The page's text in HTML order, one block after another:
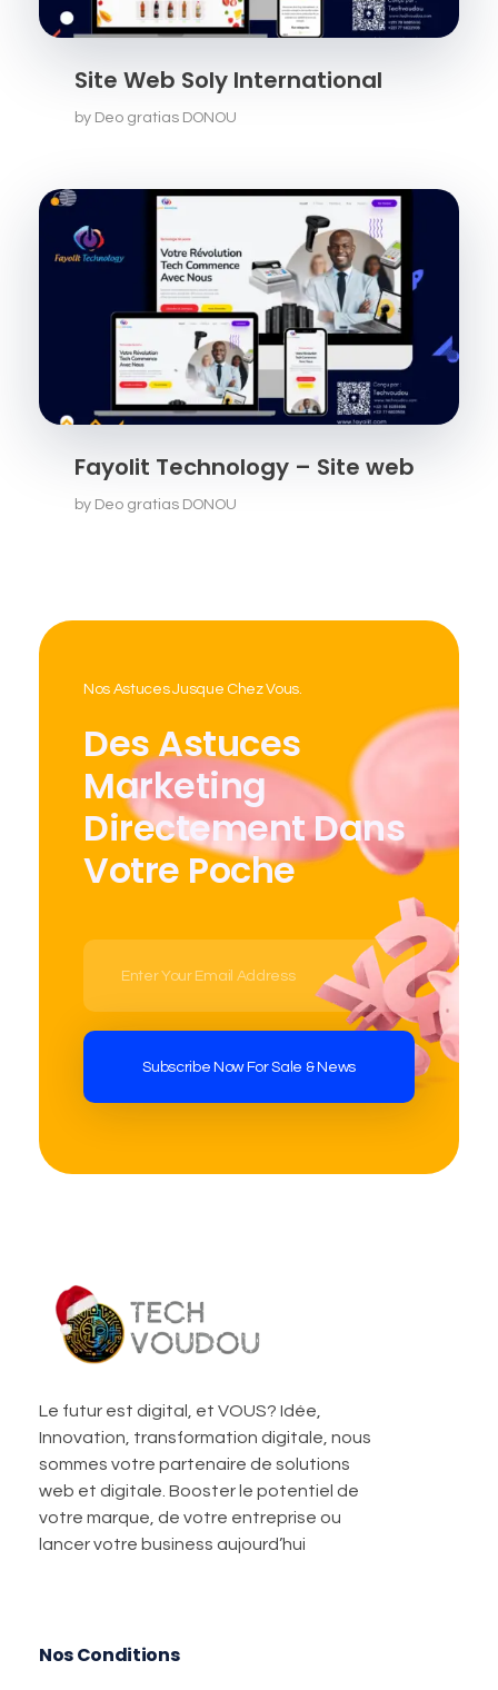
Site Web Soly International
by Deo gratias DONOU
Fayolit Technology – Site web
by Deo gratias DONOU
Nos Astuces Jusque Chez Vous.
Des Astuces
Marketing
Directement Dans
Votre Poche
Le futur est digital, et VOUS? Idée,
Innovation, transformation digitale, nous
sommes votre partenaire de solutions
web et digitale. Booster le potentiel de
votre marque, de votre entreprise ou
lancer votre business aujourd’hui
Nos Conditions